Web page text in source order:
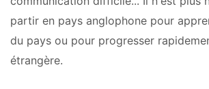
partir en pays anglophone pour
du pays ou pour progresser
étrangère.